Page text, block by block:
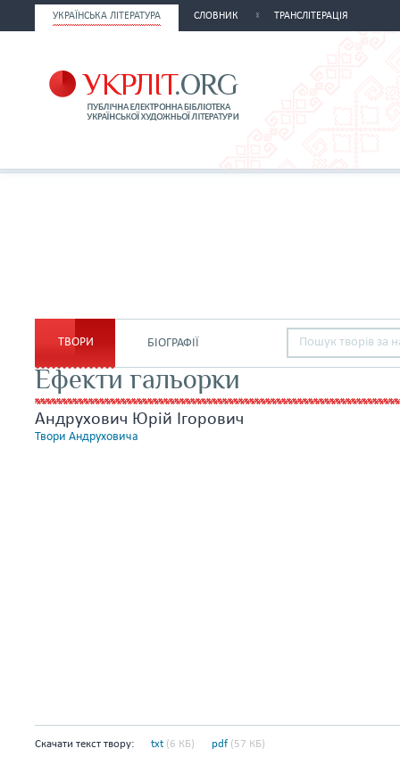
УКРАЇНСЬКА ЛІТЕРАТУРА СЛОВНИК ТРАНСЛІТЕРАЦІЯ
ТВОРИ БІОГРАФІЇ
Ефекти гальорки
Андрухович Юрій Ігорович
Твори Андруховича
Скачати текст твору: txt (6 КБ) pdf (57 КБ)